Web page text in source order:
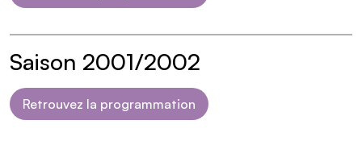
Saison 2001/2002
Retrouvez la programmation